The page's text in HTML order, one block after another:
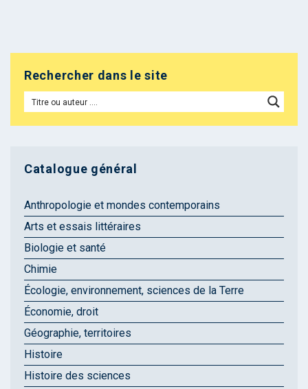
Rechercher dans le site
Catalogue général
Anthropologie et mondes contemporains
Arts et essais littéraires
Biologie et santé
Chimie
Écologie, environnement, sciences de la Terre
Économie, droit
Géographie, territoires
Histoire
Histoire des sciences